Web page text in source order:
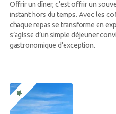
Offrir un dîner, c’est offrir un
instant hors du temps. Avec les
chaque repas se transforme en
s’agisse d’un simple déjeuner
gastronomique d’exception.